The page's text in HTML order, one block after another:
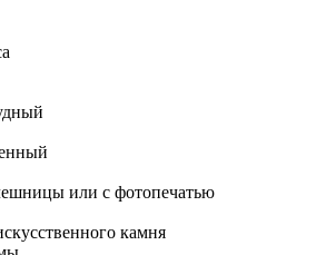
или с фотопечатью
камня